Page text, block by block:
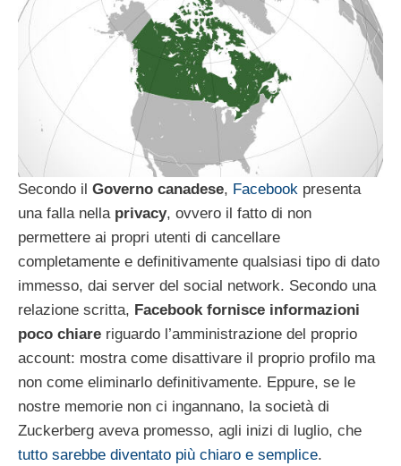
Secondo il Governo canadese, Facebook presenta
una falla nella privacy, ovvero il fatto di non
permettere ai propri utenti di cancellare
completamente e definitivamente qualsiasi tipo di dato
immesso, dai server del social network. Secondo una
relazione scritta, Facebook fornisce informazioni
poco chiare riguardo l’amministrazione del proprio
account: mostra come disattivare il proprio profilo ma
non come eliminarlo definitivamente. Eppure, se le
nostre memorie non ci ingannano, la società di
Zuckerberg aveva promesso, agli inizi di luglio, che
tutto sarebbe diventato più chiaro e semplice.